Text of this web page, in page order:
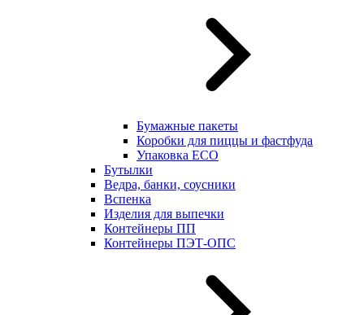
Бумажные пакеты
Коробки для пиццы и фастфуда
Упаковка ECO
Бутылки
Ведра, банки, соусники
Вспенка
Изделия для выпечки
Контейнеры ПП
Контейнеры ПЭТ-ОПС